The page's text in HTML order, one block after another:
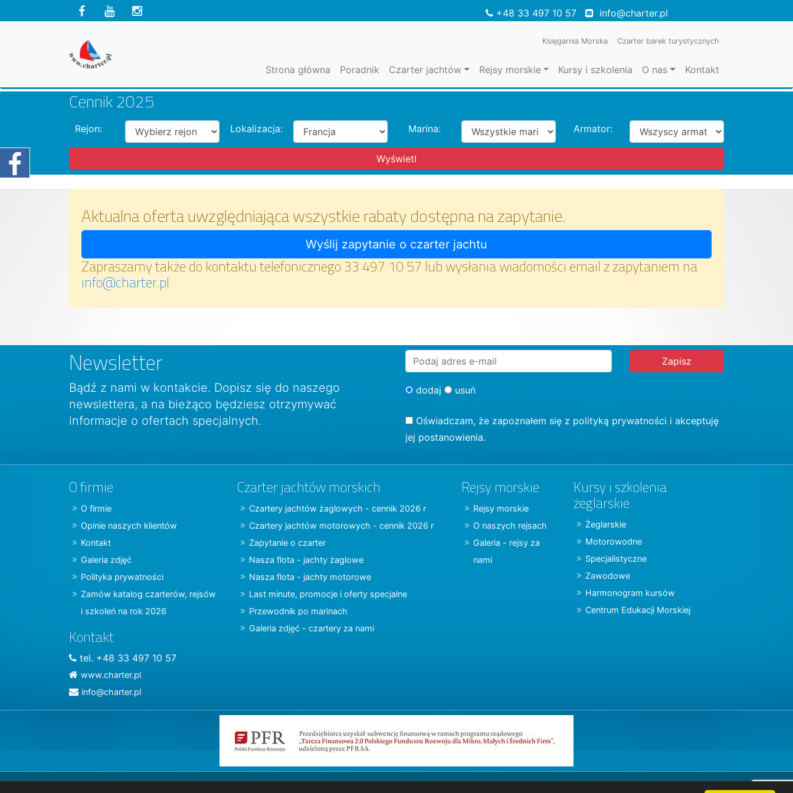
+48 33 497 10 57 info@charter.pl
Księgarnia Morska Czarter barek turystycznych
Strona główna Poradnik Czarter jachtów Rejsy morskie Kursy i szkolenia O nas Kontakt
Cennik 2025
Rejon: Lokalizacja: Marina: Armator:
Aktualna oferta uwzględniająca wszystkie rabaty dostępna na zapytanie.
Zapraszamy także do kontaktu telefonicznego 33 497 10 57 lub wysłania wiadomości email z zapytaniem na
info@charter.pl
Newsletter
Bądź z nami w kontakcie. Dopisz się do naszego
newslettera, a na bieżąco będziesz otrzymywać
informacje o ofertach specjalnych.
dodaj usuń
Oświadczam, że zapoznałem się z polityką prywatności i akceptuję
jej postanowienia.
O firmie
O firmie
Opinie naszych klientów
Kontakt
Galeria zdjęć
Polityka prywatności
Zamów katalog czarterów, rejsów
i szkoleń na rok 2026
Kontakt
tel. +48 33 497 10 57
www.charter.pl
info@charter.pl
Czarter jachtów morskich
Czartery jachtów żaglowych - cennik 2026 r
Czartery jachtów motorowych - cennik 2026 r
Zapytanie o czarter
Nasza flota - jachty żaglowe
Nasza flota - jachty motorowe
Last minute, promocje i oferty specjalne
Przewodnik po marinach
Galeria zdjęć - czartery za nami
Rejsy morskie
Rejsy morskie
O naszych rejsach
Galeria - rejsy za
nami
Kursy i szkolenia
żeglarskie
Żeglarskie
Motorowodne
Specjalistyczne
Zawodowe
Harmonogram kursów
Centrum Edukacji Morskiej